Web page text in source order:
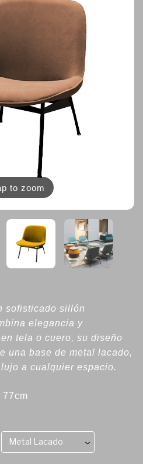
to zoom
sofisticado sillón
elegancia y
tela o cuero, su diseño
una base de metal lacado,
a cualquier espacio.
Metal Lacado